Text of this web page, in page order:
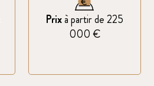
Prixà partir de 225
000 €